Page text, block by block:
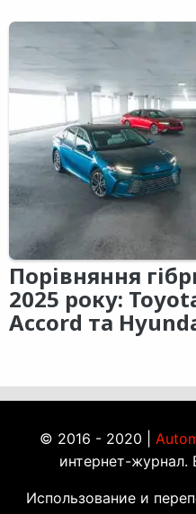
Порівняння
2025 року:
Accord та
© 2016 - 2020 |
интернет-
Использование и